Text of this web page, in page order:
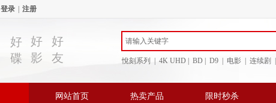
登录 注册
好
碟
好
影
好
友
悅刻系列 | 4K UHD | BD | D9 | 电影 | 连续剧 |
网站首页 热卖产品 限时秒杀